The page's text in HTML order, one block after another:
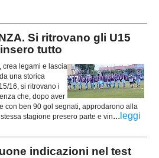
Si ritrovano gli U15
tutto
crea legami e lascia
una storica
16, si ritrovano i
che, dopo aver
con ben 90 gol segnati, approdarono alla
stagione presero parte e vin... leggi
indicazioni nel test